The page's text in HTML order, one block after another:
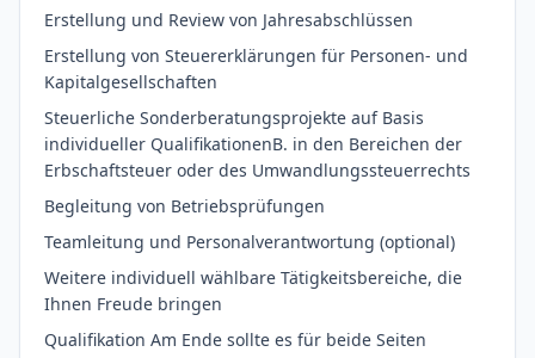
Erstellung und Review von Jahresabschlüssen
Erstellung von Steuererklärungen für Personen- und
Kapitalgesellschaften
Steuerliche Sonderberatungsprojekte auf Basis
individueller QualifikationenB. in den Bereichen der
Erbschaftsteuer oder des Umwandlungssteuerrechts
Begleitung von Betriebsprüfungen
Teamleitung und Personalverantwortung (optional)
Weitere individuell wählbare Tätigkeitsbereiche, die
Ihnen Freude bringen
Qualifikation Am Ende sollte es für beide Seiten